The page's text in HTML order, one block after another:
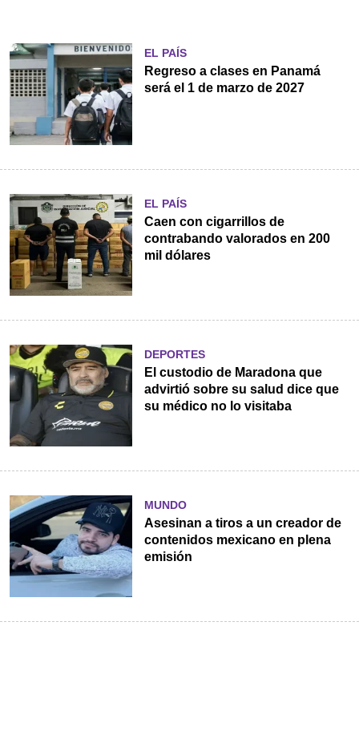
EL PAÍS
Regreso a clases en Panamá
será el 1 de marzo de 2027
EL PAÍS
Caen con cigarrillos de
contrabando valorados en 200
mil dólares
DEPORTES
El custodio de Maradona que
advirtió sobre su salud dice que
su médico no lo visitaba
MUNDO
Asesinan a tiros a un creador de
contenidos mexicano en plena
emisión